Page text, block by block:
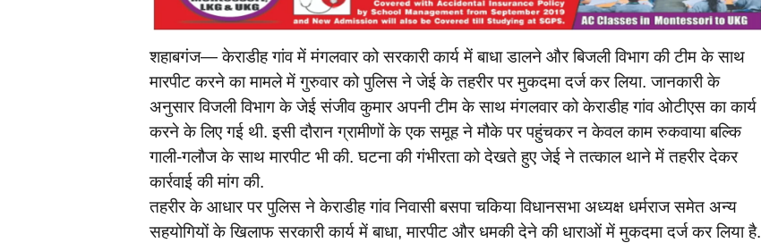
शहाबगंज— केराडीह गांव में मंगलवार को सरकारी कार्य में बाधा डालने और बिजली विभाग की टीम के साथ
मारपीट करने का मामले में गुरुवार को पुलिस ने जेई के तहरीर पर मुकदमा दर्ज कर लिया. जानकारी के
अनुसार विजली विभाग के जेई संजीव कुमार अपनी टीम के साथ मंगलवार को केराडीह गांव ओटीएस का कार्य
करने के लिए गई थी. इसी दौरान ग्रामीणों के एक समूह ने मौके पर पहुंचकर न केवल काम रुकवाया बल्कि
गाली-गलौज के साथ मारपीट भी की. घटना की गंभीरता को देखते हुए जेई ने तत्काल थाने में तहरीर देकर
कार्रवाई की मांग की.
तहरीर के आधार पर पुलिस ने केराडीह गांव निवासी बसपा चकिया विधानसभा अध्यक्ष धर्मराज समेत अन्य
सहयोगियों के खिलाफ सरकारी कार्य में बाधा, मारपीट और धमकी देने की धाराओं में मुकदमा दर्ज कर लिया है.